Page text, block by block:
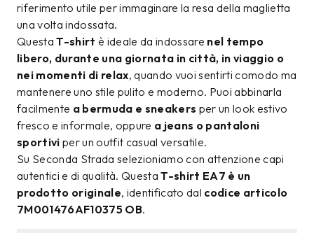
riferimento utile per immaginare la resa della maglietta
una volta indossata.
QuestaT-shirt è ideale da indossare nel tempo
libero, durante una giornata in città, in viaggio o
nei momenti di relax, quando vuoi sentirti comodo ma
mantenere uno stile pulito e moderno. Puoi abbinarla
facilmente a bermuda e sneakers per un look estivo
fresco e informale, oppure a jeans o pantaloni
sportivi per un outfit casual versatile.
Su Seconda Strada selezioniamo con attenzione capi
autentici e di qualità. QuestaT-shirt EA7 è un
prodotto originale, identificato dal codice articolo
7M001476AF10375 OB.